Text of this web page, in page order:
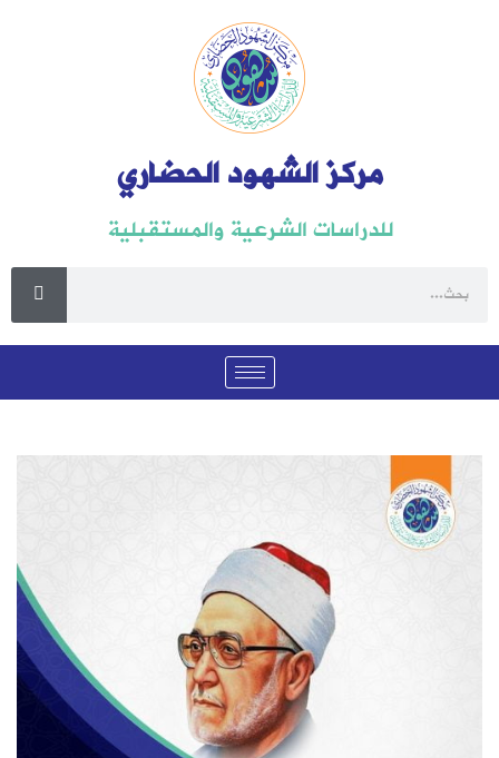
مركز الشهود الحضاري
للدراسات الشرعية والمستقبلية